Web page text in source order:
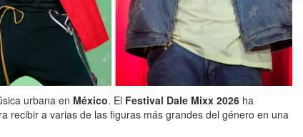
urbana en México. El Festival Dale Mixx 2026 ha
recibir a varias de las figuras más grandes del género en una